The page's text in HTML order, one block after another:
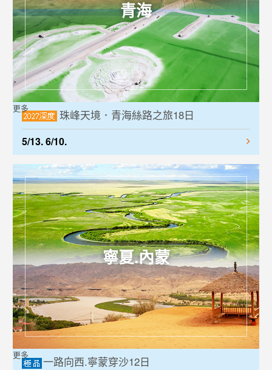
青海
珠峰天境．青海絲路之旅18日
5/13. 6/10.
更多
寧夏.內蒙
一路向西.寧蒙穿沙12日
更多